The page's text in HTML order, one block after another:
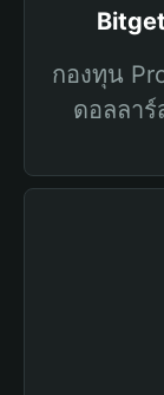
กองทุน
ดอลลา